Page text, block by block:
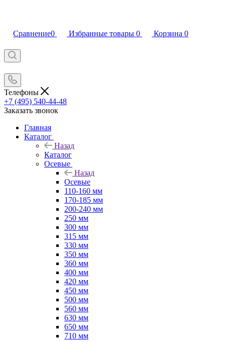
Сравнение0 Избранные товары 0 Корзина 0
Телефоны
+7 (495) 540-44-48
Заказать звонок
Главная
Каталог
Назад
Каталог
Осевые
Назад
Осевые
110-160 мм
170-185 мм
200-240 мм
250 мм
300 мм
315 мм
330 мм
350 мм
360 мм
400 мм
420 мм
450 мм
500 мм
560 мм
630 мм
650 мм
710 мм